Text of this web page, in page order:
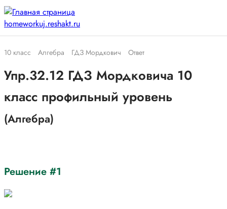
10 класс Алгебра ГДЗ Мордкович Ответ
Упр.32.12 ГДЗ Мордковича 10
класс профильный уровень
(Алгебра)
Решение #1